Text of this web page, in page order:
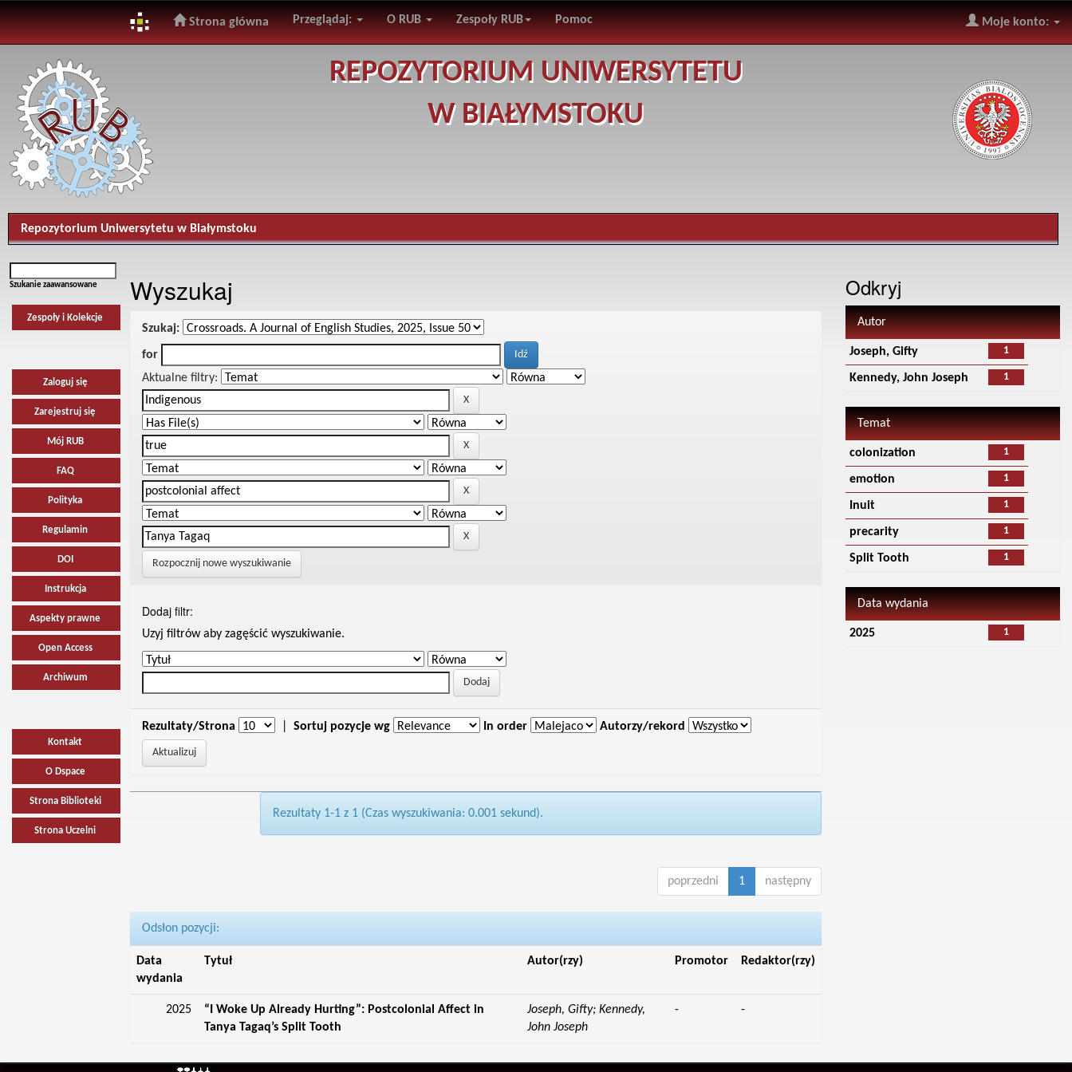
navigation
Strona główna Przeglądaj: O RUB Zespoły RUB Pomoc Moje konto:
REPOZYTORIUM UNIWERSYTETU
W BIAŁYMSTOKU
Repozytorium Uniwersytetu w Białymstoku
Szukanie zaawansowane
Zespoły i Kolekcje
Zaloguj się
Zarejestruj się
Mój RUB
FAQ
Polityka
Regulamin
DOI
Instrukcja
Aspekty prawne
Open Access
Archiwum
Kontakt
O Dspace
Strona Biblioteki
Strona Uczelni
Wyszukaj
Szukaj:
for
Aktualne filtry:
Rozpocznij nowe wyszukiwanie
Dodaj filtr:
Uzyj filtrów aby zagęścić wyszukiwanie.
Rezultaty/Strona Sortuj pozycje wg In order Autorzy/rekord
Rezultaty 1-1 z 1 (Czas wyszukiwania: 0.001 sekund).
poprzedni 1 następny
Odsłon pozycji:
Data
wydania
Tytuł Autor(rzy) Promotor Redaktor(rzy)
2025
“I Woke Up Already Hurting”: Postcolonial Affect in
Tanya Tagaq’s Split Tooth
Joseph, Gifty; Kennedy,
John Joseph
- -
Odkryj
Autor
1
Joseph, Gifty
1
Kennedy, John Joseph
Temat
1
colonization
1
emotion
1
Inuit
1
precarity
1
Split Tooth
Data wydania
1
2025